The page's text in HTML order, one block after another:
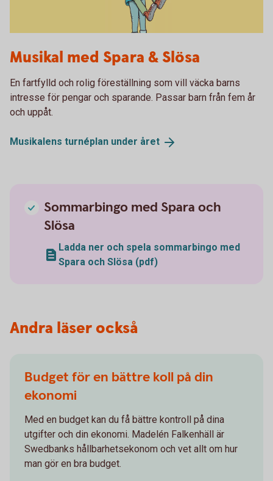
Musikal med Spara & Slösa
En fartfylld och rolig föreställning som vill väcka barns
intresse för pengar och sparande. Passar barn från fem år
och uppåt.
Musikalens turnéplan under året
Sommarbingo med Spara och
Slösa
Ladda ner och spela sommarbingo med
Spara och Slösa (pdf)
Andra läser också
Budget för en bättre koll på din
ekonomi
Med en budget kan du få bättre kontroll på dina
utgifter och din ekonomi. Madelén Falkenhäll är
Swedbanks hållbarhetsekonom och vet allt om hur
man gör en bra budget.